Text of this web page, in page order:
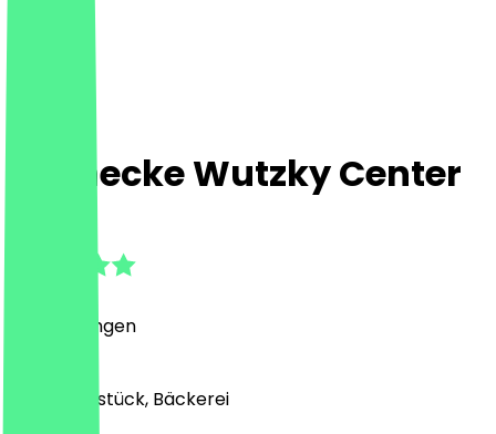
Steinecke Wutzky Center
Bewertungen
Café, Frühstück, Bäckerei